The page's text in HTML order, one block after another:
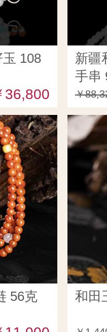
108
36,800
新疆
手串
￥
56克 和田